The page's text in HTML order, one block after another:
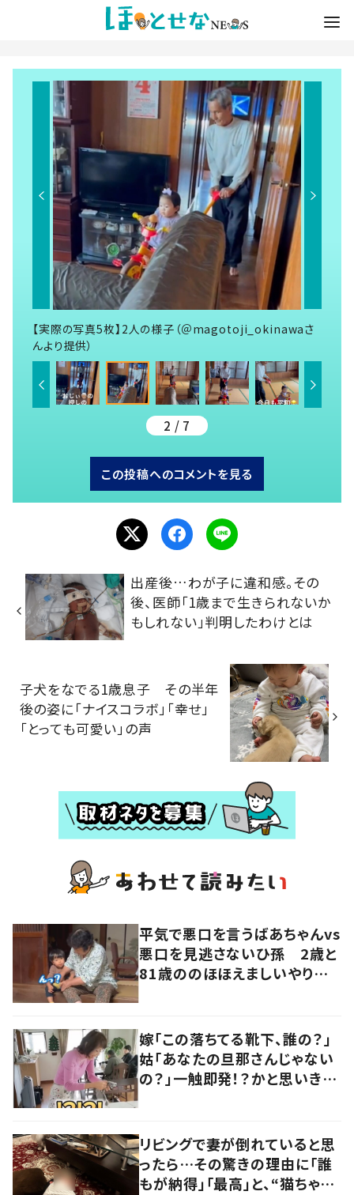
【実際の写真5枚】2人の様子（＠magotoji_okinawaさ
んより提供）
2 / 7
この投稿へのコメントを見る
出産後…わが子に違和感。その
後、医師「1歳まで生きられないか
もしれない」判明したわけとは
子犬をなでる1歳息子 その半年
後の姿に「ナイスコラボ」「幸せ」
「とっても可愛い」の声
平気で悪口を言うばあちゃんvs
悪口を見逃さないひ孫 2歳と
81歳ののほほえましいやり取り
嫁「この落ちてる靴下、誰の？」
姑「あなたの旦那さんじゃない
の？」一触即発！？かと思いき
リビングで妻が倒れていると思
ったら…その驚きの理由に「誰
もが納得」「最高」と、“猫ちゃん